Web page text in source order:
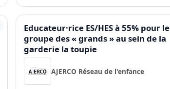
Educateur·rice ES/HES à 55% pour le
groupe des « grands » au sein de la
garderie la toupie
AJERCO Réseau de l'enfance